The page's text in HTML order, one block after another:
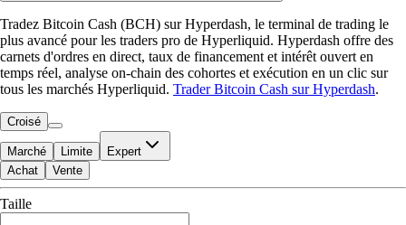
Tradez Bitcoin Cash (BCH) sur Hyperdash, le terminal de trading le
plus avancé pour les traders pro de Hyperliquid. Hyperdash offre des
carnets d'ordres en direct, taux de financement et intérêt ouvert en
temps réel, analyse on-chain des cohortes et exécution en un clic sur
tous les marchés Hyperliquid. Trader Bitcoin Cash sur Hyperdash.
Croisé
Marché Limite Expert
Disponible pour trader
$0.00
Achat Vente
Taille